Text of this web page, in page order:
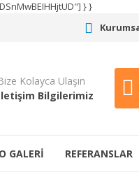
} }
Kolayca Ulaşın
Bilgilerimiz
GALERİ REFERANSLAR